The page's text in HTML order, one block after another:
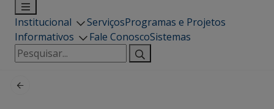
Institucional ServiçosProgramas e Projetos
Informativos
Fale ConoscoSistemas
Pesquisar
por: